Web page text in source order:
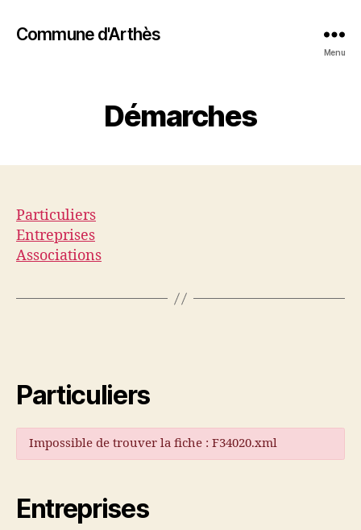
Commune d'Arthès
Menu
Démarches
Particuliers
Entreprises
Associations
Particuliers
Impossible de trouver la fiche : F34020.xml
Entreprises